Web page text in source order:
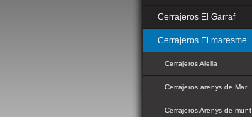
Cerrajeros El Garraf
Cerrajeros El maresme
Cerrajeros Alella
Cerrajeros arenys de Mar
Cerrajeros Arenys de munt